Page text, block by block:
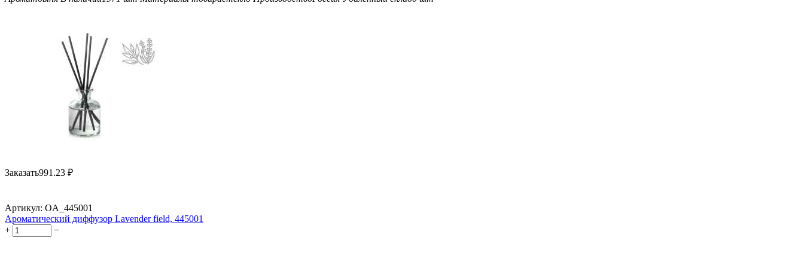
Заказать991.23 ₽
Артикул: OA_445001
Ароматический диффузор Lavender field, 445001
+
−